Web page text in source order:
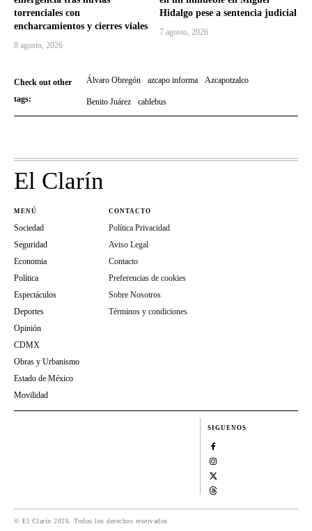
torrenciales con
encharcamientos y cierres viales
8 agosto, 2026
Hidalgo pese a sentencia judicial
7 agosto, 2026
Check out other
tags:
Álvaro Obregón azcapo informa Azcapotzalco
Benito Juárez cablebus
El Clarín
MENÚ
Sociedad
Seguridad
Economia
Política
Espectáculos
Deportes
Opinión
CDMX
Obras y Urbanismo
Estado de México
Movilidad
CONTACTO
Política Privacidad
Aviso Legal
Contacto
Preferencias de cookies
Sobre Nosotros
Términos y condiciones
SIGUENOS
© El Clarín 2026. Todos los derechos reservados